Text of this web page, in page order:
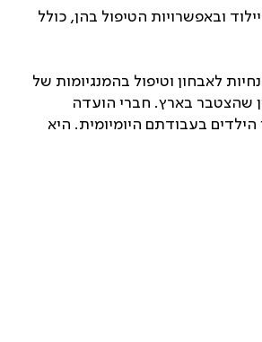
ובאפשרויות הטיפול בהן, כולל
לאבחון וטיפול בהמנגיומות של
שהצטבר בארץ. חברי הועדה
בעבודתם היומיומית. היא